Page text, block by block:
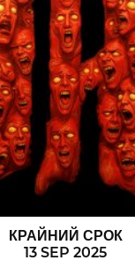
КРАЙНИЙ СРОК
13 SEP 2025